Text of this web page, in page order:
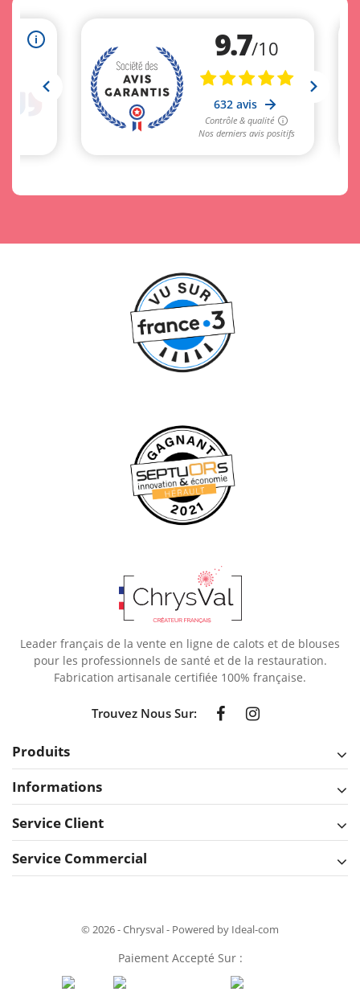
Leader français de la vente en ligne de calots et de blouses
pour les professionnels de santé et de la restauration.
Fabrication artisanale certifiée 100% française.
Trouvez Nous Sur:
Produits
Informations
Service Client
Service Commercial
© 2026 - Chrysval - Powered by Ideal-com
Paiement Accepté Sur :